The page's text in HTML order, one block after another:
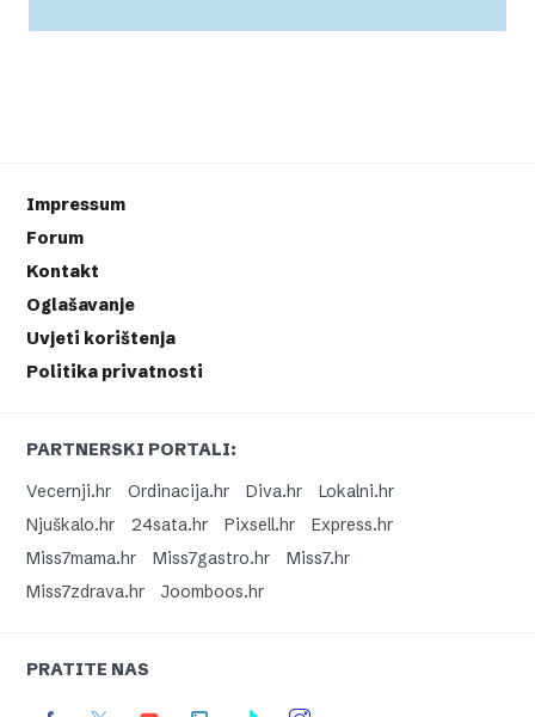
Impressum
Forum
Kontakt
Oglašavanje
Uvjeti korištenja
Politika privatnosti
PARTNERSKI PORTALI:
Vecernji.hr
Ordinacija.hr Diva.hr
Lokalni.hr
Njuškalo.hr
24sata.hr Pixsell.hr
Express.hr
Miss7mama.hr
Miss7gastro.hr
Miss7.hr
Miss7zdrava.hr
Joomboos.hr
PRATITE NAS